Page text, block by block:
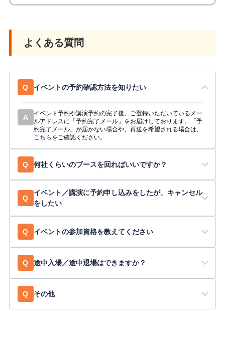
よくある質問
Q イベントの予約確認方法を知りたい
A
イベント予約や講演予約の完了後、ご登録いただいているメー
ルアドレスに「予約完了メール」をお届けしております。「予
約完了メール」が届かない場合や、再送を希望される場合は、
こちら をご確認ください。
Q 何社くらいのブースを回ればいいですか？
Q
イベント／講演に予約申し込みをしたが、キャンセル
をしたい
Q イベントの参加資格を教えてください
Q 途中入場／途中退場はできますか？
Q その他